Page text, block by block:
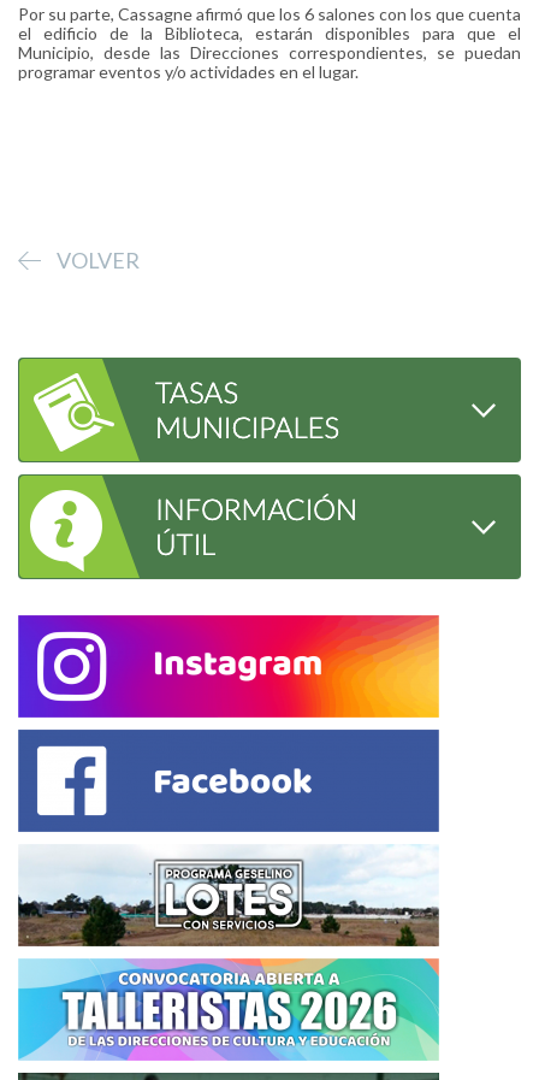
Por su parte, Cassagne afirmó que los 6 salones con los que cuenta
el edificio de la Biblioteca, estarán disponibles para que el
Municipio, desde las Direcciones correspondientes, se puedan
programar eventos y/o actividades en el lugar.
VOLVER